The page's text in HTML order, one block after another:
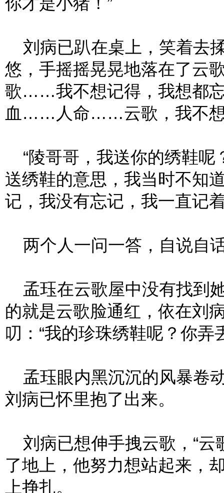
刘病已趴在桌上，笑着去
悠，手摇摇晃晃地落在了云
歌……我不想记得，我想都
血……人命……云歌，我不
“陵哥哥，我送你的绣鞋呢
送绣鞋的意思，我当时不知
记，我没有忘记，我一直记
两个人一问一答，自说自
孟珏在云歌屋中没有找到
的就是云歌脸通红，依在刘
叨：“我的珍珠绣鞋呢？你弄
孟珏眼内黑沉沉的风暴卷
刘病已怀里抱了出来。
刘病已想伸手拽云歌，“
了地上，他努力想站起来，
上挣扎。